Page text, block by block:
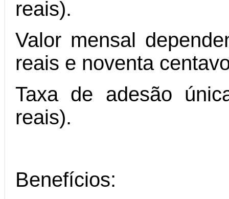
reais).
Valor mensal
reais e noventa
Taxa de adesão
reais).
Benefícios: